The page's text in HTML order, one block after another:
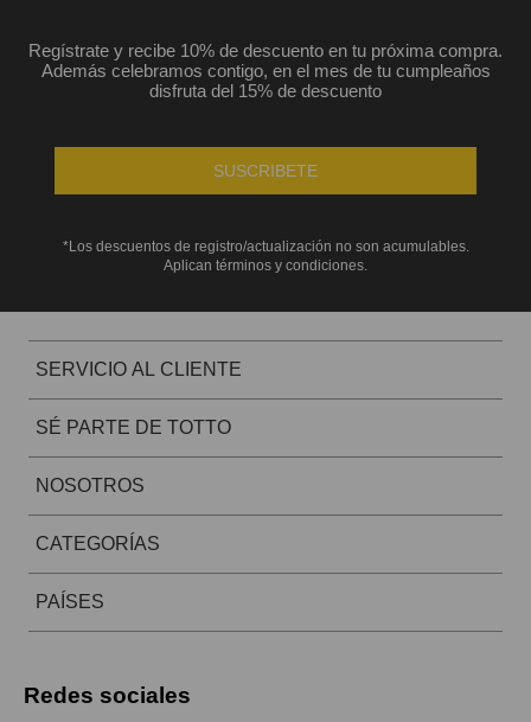
Regístrate y recibe 10% de descuento en tu próxima compra.
Además celebramos contigo, en el mes de tu cumpleaños
disfruta del 15% de descuento
SUSCRIBETE
*Los descuentos de registro/actualización no son acumulables.
Aplican términos y condiciones.
SERVICIO AL CLIENTE
SÉ PARTE DE TOTTO
NOSOTROS
CATEGORÍAS
PAÍSES
Redes sociales